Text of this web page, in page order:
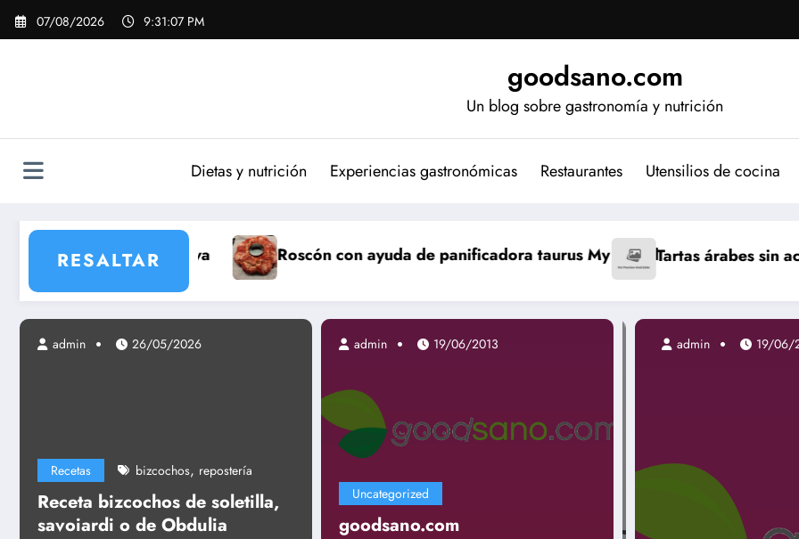
Saltar
07/08/2026 9:31:09 PM
goodsano.com
Un blog sobre gastronomía y nutrición
Dietas y nutrición Experiencias gastronómicas Restaurantes Utensilios de cocina
RESALTAR
Roscón con ayuda de panificadora taurus My BreadTartas árabes sin aceite Bizcocho
Recetas bizcochos, repostería
Receta bizcochos de soletilla,
savoiardi o de Obdulia
admin 26/05/2026
Uncategorized
goodsano.com
admin 19/06/2013
admin 19/06/2013 admin 19/06/2013